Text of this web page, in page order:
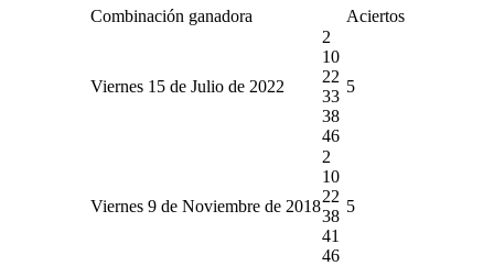
Combinación ganadora Aciertos
Viernes 15 de Julio de 2022
2
10
22
33
38
46
5
Viernes 9 de Noviembre de 2018
2
10
22
38
41
46
5